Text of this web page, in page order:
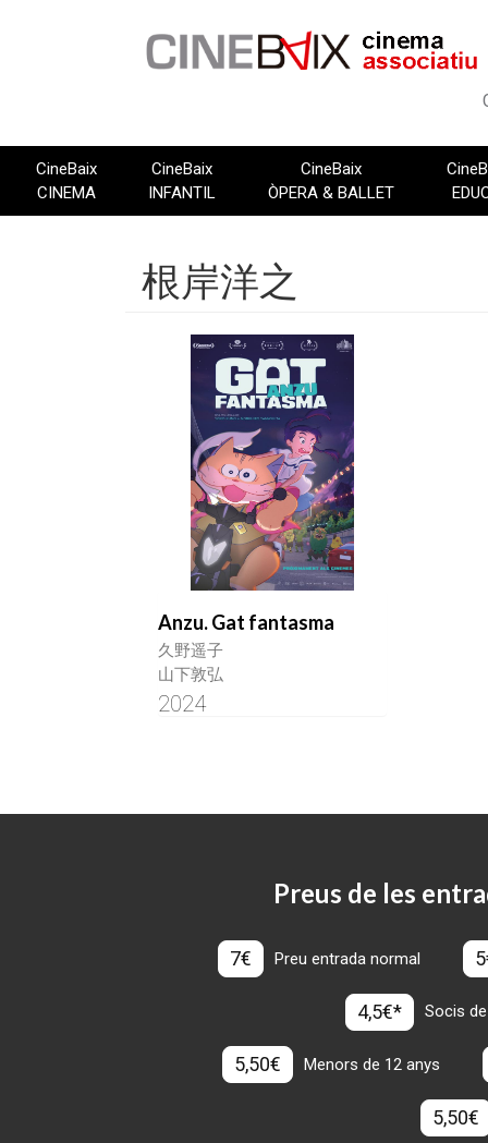
CineBaix
CINEMA
CineBaix
INFANTIL
CineBaix
ÒPERA & BALLET
根岸洋之
Anzu. Gat fantasma
久野遥子
山下敦弘
2024
Preus de les
7€ Preu entrada normal
4,5€* Socis
5,50€ Menors de 12 anys
5,50€